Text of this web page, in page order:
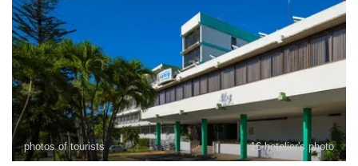
photos of tourists 16 hotelier's photo